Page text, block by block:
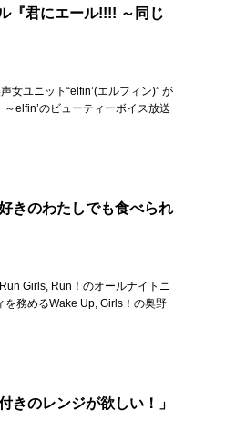
『君にエール!!!! ～同じ
女ユニット“elfin’(エルフィン)” が
elfin’のビューティーボイス放送
きのわたしでも食べられ
Girls, Run！のオールナイトニ
を務めるWake Up, Girls！の奥野
きのレンジが欲しい！」